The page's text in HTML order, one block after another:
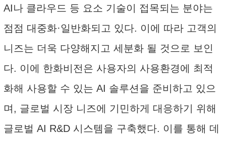
AI나 클라우드 등 요소 기술이 접목되는 분야는
점점 대중화·일반화되고 있다. 이에 따라 고객의
니즈는 더욱 다양해지고 세분화 될 것으로 보인
다. 이에 한화비전은 사용자의 사용환경에 최적
화해 사용할 수 있는 AI 솔루션을 준비하고 있으
며, 글로벌 시장 니즈에 기민하게 대응하기 위해
글로벌 AI R&D 시스템을 구축했다. 이를 통해 데